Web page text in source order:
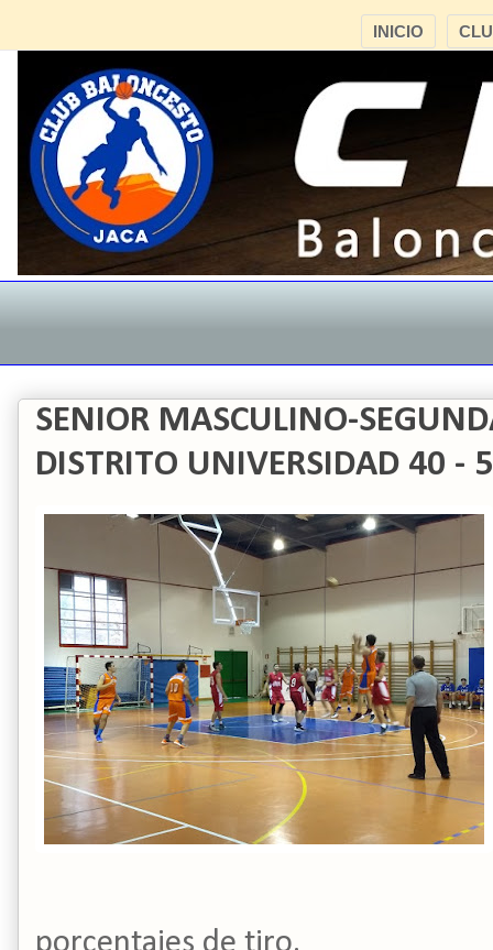
INICIO
SENIOR MASCULINO-
DISTRITO UNIVERSIDAD 40 -